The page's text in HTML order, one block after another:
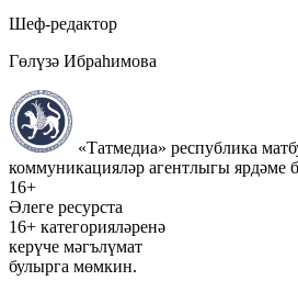
Шеф-редактор
Гөлүзә Ибраһимова
«Татмедиа» республика
коммуникацияләр агентлыгы ярдәме
16+
Әлеге ресурста
16+ категорияләренә
керүче мәгълүмат
булырга мөмкин.